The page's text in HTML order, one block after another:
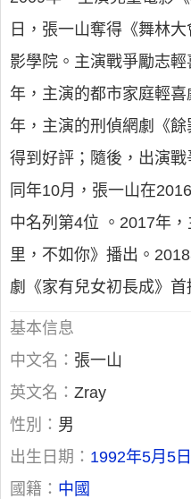
日，張一山奪得《舞林
影學院。主演戰爭勵志
年，主演的都市家庭輕
年，主演的刑偵網劇《
得到好評；隨後，出演戰
同年10月，張一山在
中名列第4位 。2017年
里，不如你》播出。
劇《家有兒女初長成》首
基本信息
中文名： 張一山
英文名： Zray
性別： 男
出生日期： 1992年5月5日
國籍： 中國